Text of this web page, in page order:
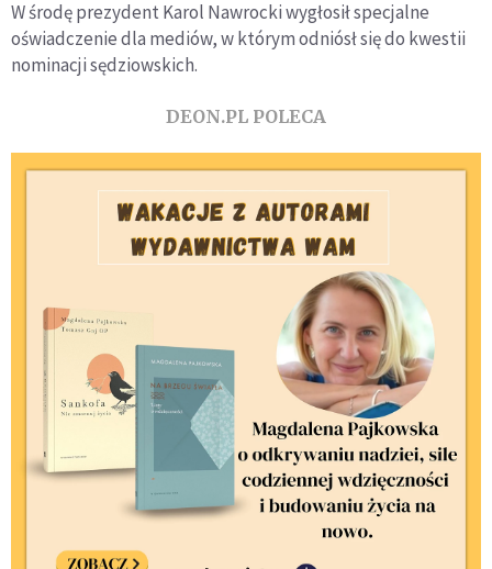
W środę prezydent Karol Nawrocki wygłosił specjalne
oświadczenie dla mediów, w którym odniósł się do kwestii
nominacji sędziowskich.
DEON.PL POLECA